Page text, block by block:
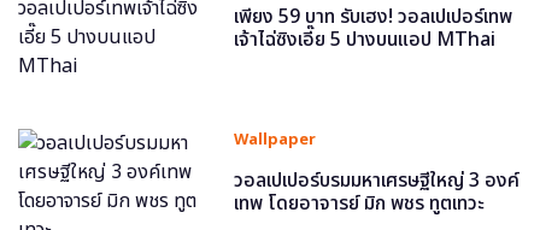
เพียง 59 บาท รับเฮง! วอลเปเปอร์เทพ
เจ้าไฉ่ซิงเอี๊ย 5 ปางบนแอป MThai
Wallpaper
วอลเปเปอร์บรมมหาเศรษฐีใหญ่ 3 องค์
เทพ โดยอาจารย์ มิก พชร ทูตเทวะ